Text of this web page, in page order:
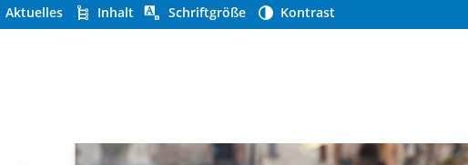
Aktuelles Inhalt Schriftgröße Kontrast